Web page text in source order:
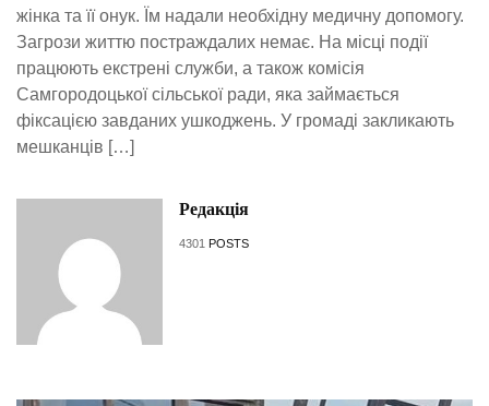
жінка та її онук. Їм надали необхідну медичну допомогу.
Загрози життю постраждалих немає. На місці події
працюють екстрені служби, а також комісія
Самгородоцької сільської ради, яка займається
фіксацією завданих ушкоджень. У громаді закликають
мешканців […]
Редакція
4301 POSTS